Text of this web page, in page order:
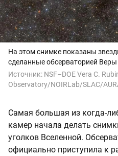
На этом снимке показаны
сделанные обсерваторией
Источник: NSF–DOE Vera C.
Observatory/NOIRLab/SLAC/
Самая большая из когда-
камер начала делать
уголков Вселенной.
официально приступила к